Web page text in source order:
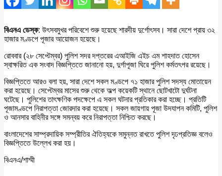
বিএনএ ডেস্ক: উৎসবমুখর পরিবেশে শুরু হয়েছে শারদীয় দুর্গোৎসব। সারা দেশে প্রায় ৩২
হাজার মণ্ডপে পূজার আয়োজন হয়েছে।
রোববার (২৮ সেপ্টেম্বর) পুলিশ সদর দপ্তরের এআইজি এইচ এম শাহদাত হোসেন
স্বাক্ষরিত এক সংবাদ বিজ্ঞপ্তিতে জানানো হয়, দুর্গাপূজা ঘিরে পুলিশ কর্মতৎপর রয়েছে।
বিজ্ঞপ্তিতে আরও বলা হয়, সারা দেশে সকল মণ্ডপে ৭১ হাজার পুলিশ সদস্য মোতায়েন
করা হয়েছে। সেপ্টেম্বর মাসের শুরু থেকে অল্প কয়েকটি স্থানে ছোটখাটো দুর্ঘটনা
ঘটেছে। পুলিশের তাৎক্ষণিক পদক্ষেপে এ সকল ঘটনার প্রতিকার করা হচ্ছে। প্রতিটি
পূজামণ্ডপে নিরাপত্তা জোরদার করা হয়েছে। সকল জায়গায় পূজা উদযাপন কমিটি, পুলিশ
ও আনসার বাহিনীর সঙ্গে সমন্বয় করে নিরাপত্তা নিশ্চিত করছে।
বাংলাদেশের সাম্প্রদায়িক সম্প্রীতির ঐতিহ্যকে সমুন্নত রাখতে পুলিশ দৃঢপ্রতিজ্ঞ বলেও
বিজ্ঞপ্তিতে উল্লেখ করা হয়।
বিএনএ/শাম্মী